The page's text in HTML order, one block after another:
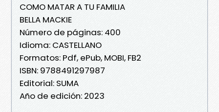
COMO MATAR A TU FAMILIA
BELLA MACKIE
Número de páginas: 400
Idioma: CASTELLANO
Formatos: Pdf, ePub, MOBI, FB2
ISBN: 9788491297987
Editorial: SUMA
Año de edición: 2023